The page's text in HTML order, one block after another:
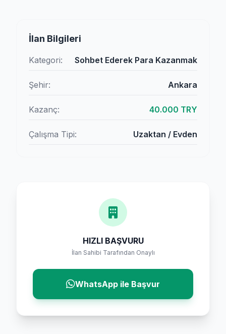
İlan Bilgileri
Kategori: Sohbet Ederek Para Kazanmak
Şehir: Ankara
Kazanç: 40.000 TRY
Çalışma Tipi: Uzaktan / Evden
HIZLI BAŞVURU
İlan Sahibi Tarafından Onaylı
WhatsApp ile Başvur